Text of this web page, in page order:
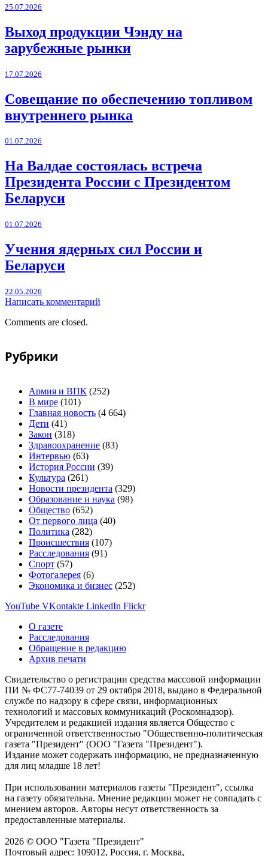
25.07.2026
Выход продукции Чэнду на
зарубежные рынки
17.07.2026
Совещание по обеспечению топливом
внутреннего рынка
01.07.2026
На Валдае состоялась встреча
Президента России с Президентом
Беларуси
01.07.2026
Учения ядерных сил России и
Беларуси
22.05.2026
Написать комментарий
Comments are closed.
Рубрики
Армия и ВПК (252)
В мире (101)
Главная новость (4 664)
Дети (41)
Закон (318)
Здравоохранение (83)
Интервью (63)
История России (39)
Культура (261)
Новости президента (329)
Образование и наука (98)
Общество (652)
От первого лица (40)
Политика (282)
Происшествия (107)
Расследования (91)
Спорт (57)
Фотогалерея (6)
Экономика и бизнес (252)
YouTube VKontakte LinkedIn Flickr
О газете
Расследования
Обращение в редакцию
Архив печати
Свидетельство о регистрации средства массовой информации
ПИ № ФС77-74039 от 29 октября 2018, выдано в Федеральной
службе по надзору в сфере связи, информационных
технологий и массовых коммуникаций (Роскомнадзор).
Учредителем и редакцией издания является Общество с
ограниченной ответственностью "Общественно-политическая
газета "Президент" (ООО "Газета "Президент").
Издание может содержать информацию, не предназначенную
для лиц младше 18 лет!
При использовании материалов газеты "Президент", ссылка
на газету обязательна. Мнение редакции может не совпадать с
мнением авторов. Авторы несут ответственность за
предоставленные материалы.
2026 © ООО "Газета "Президент"
Почтовый адрес: 109012, Россия, г. Москва,